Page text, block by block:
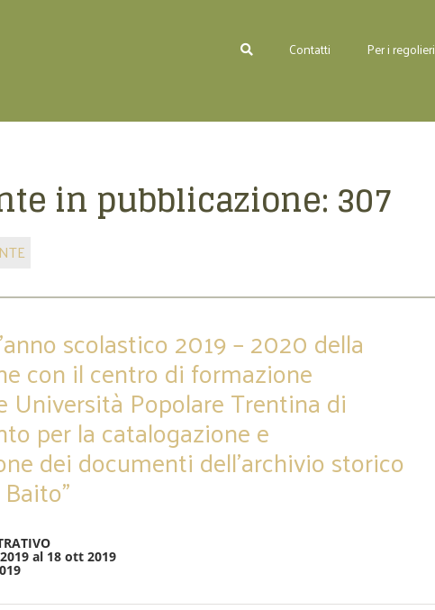
Contatti Per i regolieri
in pubblicazione: 307
scolastico 2019 – 2020 della
con il centro di formazione
Università Popolare Trentina di
per la catalogazione e
dei documenti dell’archivio storico
al 18 ott 2019